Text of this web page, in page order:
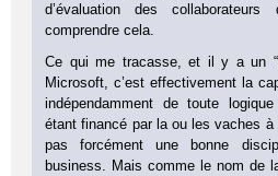
d’évaluation des
comprendre cela.
Ce qui me tracasse, et il y a un
Microsoft, c’est effectivement la
indépendamment de toute logique
étant financé par la ou les vaches à
pas forcément une bonne
business. Mais comme le nom de